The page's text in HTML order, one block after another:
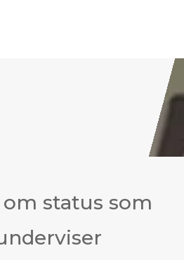
status som